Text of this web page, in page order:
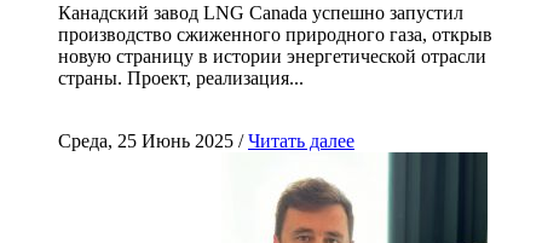
Канадский завод LNG Canada успешно запустил
производство сжиженного природного газа, открыв
новую страницу в истории энергетической отрасли
страны. Проект, реализация...
Среда, 25 Июнь 2025 /Читать далее